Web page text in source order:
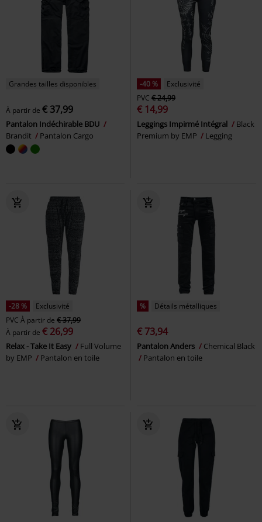
Grandes tailles disponibles
À partir de € 37,99
Pantalon Indéchirable BDU
Brandit
Pantalon Cargo
-40 %
Exclusivité
PVC € 24,99
€ 14,99
Leggings Impirmé Intégral
Black
Premium by EMP
Legging
-28 %
Exclusivité
PVC À partir de € 37,99
À partir de € 26,99
Relax - Take It Easy
Full Volume
by EMP
Pantalon en toile
% Détails métalliques
€ 73,94
Pantalon Anders
Chemical Black
Pantalon en toile